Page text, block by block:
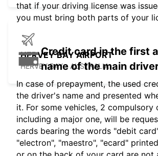
HERVEY BAY AIRPORT
HERVEY BAY - AUSTRALIA
that if your driving license was
you must bring both parts of your
Credit card in the first
name of the main
In case of prepayment, the used
the driver's name and presented
it. For some vehicles, 2 compulsory
including a major one, will be
cards bearing the words "debit
"electron", "maestro", "ecard"